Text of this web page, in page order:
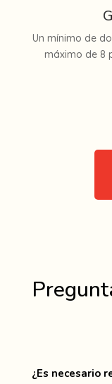
Un mínimo de
máximo de 8
¿Es necesario